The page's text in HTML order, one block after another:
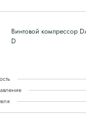
Винтовой компрессор
D